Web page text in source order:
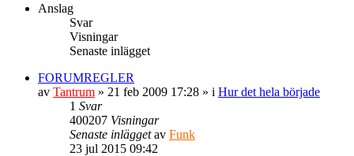
Anslag
Svar
Visningar
Senaste inlägget
FORUMREGLER
av Tantrum » 21 feb 2009 17:28 » i Hur det hela började
1 Svar
400207 Visningar
Senaste inläggetav Funk
23 jul 2015 09:42